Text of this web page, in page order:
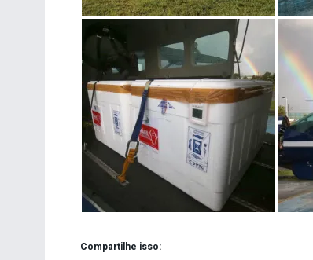
Compartilhe isso: